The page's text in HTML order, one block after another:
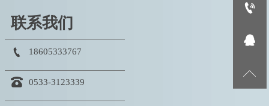
联系我们
 18605333767
 0533-3123339


